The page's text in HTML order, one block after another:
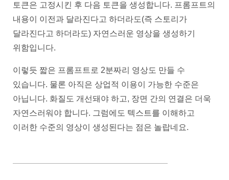
토큰은 고정시킨 후 다음 토큰을 생성합니다. 프롬프트의
내용이 이전과 달라진다고 하더라도(즉 스토리가
달라진다고 하더라도) 자연스러운 영상을 생성하기
위함입니다.
이렇듯 짧은 프롬프트로 2분짜리 영상도 만들 수
있습니다. 물론 아직은 상업적 이용이 가능한 수준은
아닙니다. 화질도 개선돼야 하고, 장면 간의 연결은 더욱
자연스러워야 합니다. 그럼에도 텍스트를 이해하고
이러한 수준의 영상이 생성된다는 점은 놀랍네요.